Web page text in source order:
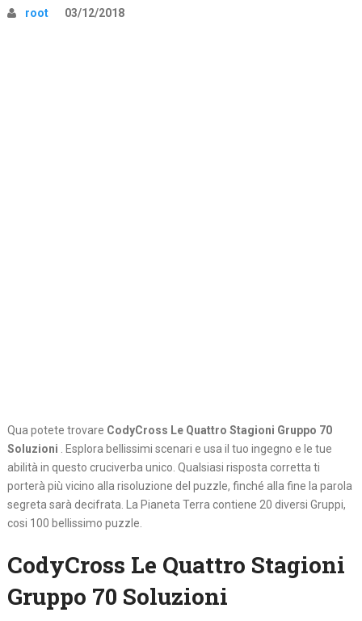
root 03/12/2018
Qua potete trovare CodyCross Le Quattro Stagioni Gruppo 70
Soluzioni . Esplora bellissimi scenari e usa il tuo ingegno e le tue
abilità in questo cruciverba unico. Qualsiasi risposta corretta ti
porterà più vicino alla risoluzione del puzzle, finché alla fine la parola
segreta sarà decifrata. La Pianeta Terra contiene 20 diversi Gruppi,
cosi 100 bellissimo puzzle.
CodyCross Le Quattro Stagioni
Gruppo 70 Soluzioni